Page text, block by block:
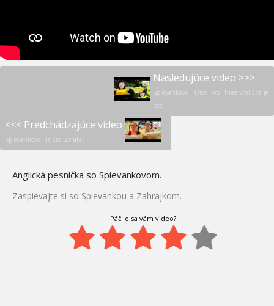
Nasledujúce video >>>
Spievankovo - One Two Three včelička je
bee
<<< Predchádzajúce video
Spievankovo - Je čas upratať
Anglická pesnička so Spievankovom.
Zaspievajte si so Spievankou a Zahrajkom.
Páčilo sa vám video?